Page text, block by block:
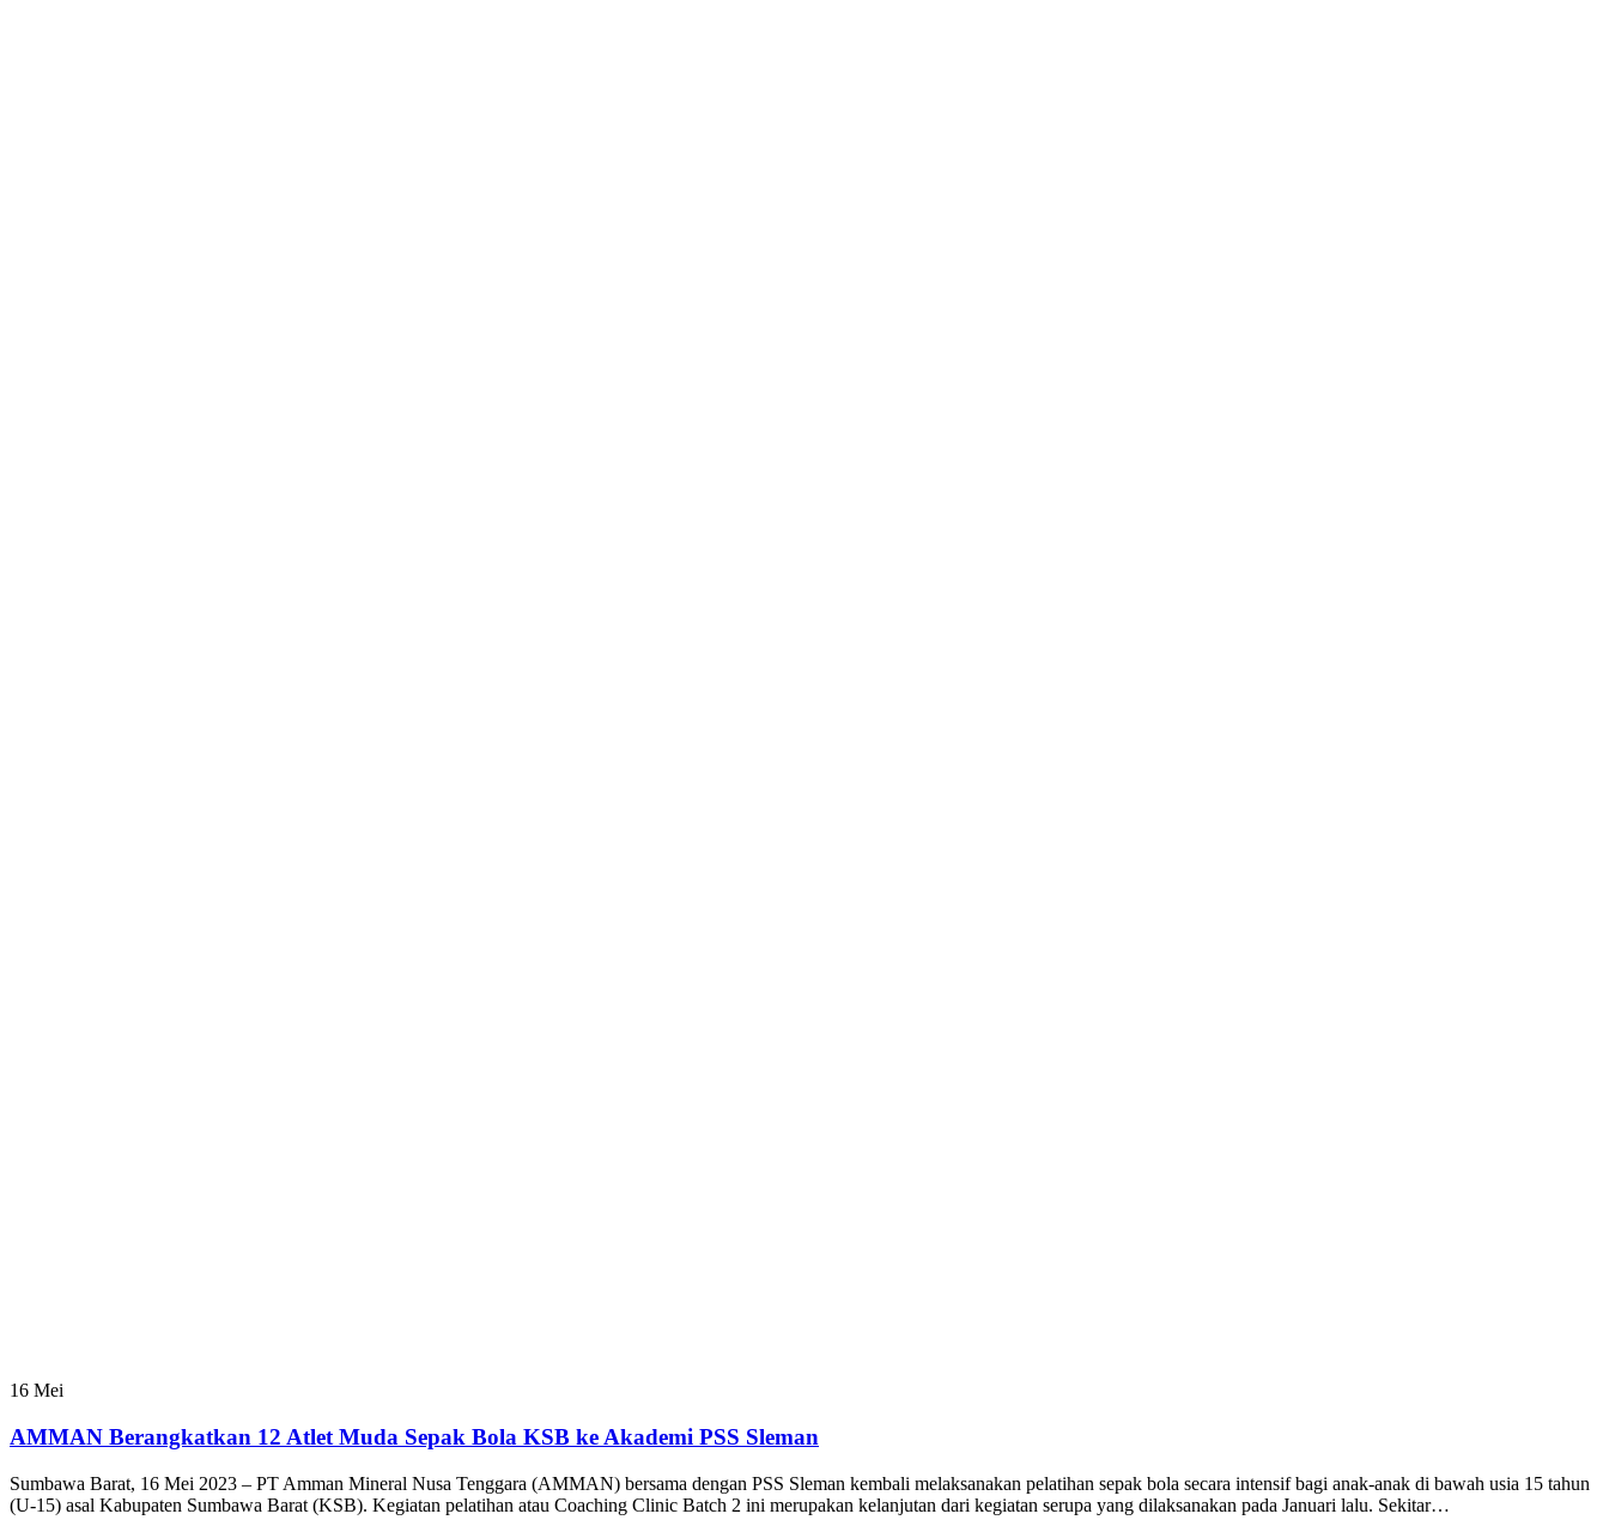
16 Mei
AMMAN Berangkatkan 12 Atlet Muda Sepak Bola KSB ke Akademi PSS Sleman
Sumbawa Barat, 16 Mei 2023 – PT Amman Mineral Nusa Tenggara (AMMAN) bersama dengan PSS Sleman kembali melaksanakan pelatihan sepak bola secara intensif bagi anak-anak di bawah usia 15 tahun
(U-15) asal Kabupaten Sumbawa Barat (KSB). Kegiatan pelatihan atau Coaching Clinic Batch 2 ini merupakan kelanjutan dari kegiatan serupa yang dilaksanakan pada Januari lalu. Sekitar…